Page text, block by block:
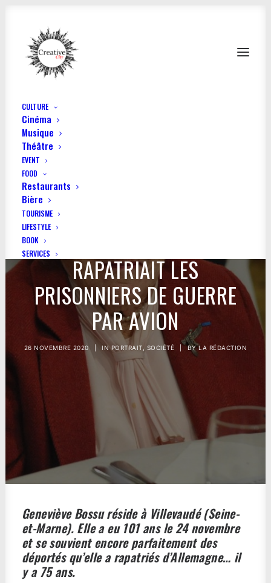
CULTURE
Cinéma
Musique
Théâtre
EVENT
FOOD
Restaurants
Bière
TOURISME
LIFESTYLE
BOOK
SERVICES
EN 1945, GENEVIÈVE BOSSU
RAPATRIAIT LES
PRISONNIERS DE GUERRE
PAR AVION
26 NOVEMBRE 2020 INPORTRAIT SOCIÉTÉ BYLA RÉDACTION
Geneviève Bossu réside à Villevaudé (Seine-
et-Marne). Elle a eu 101 ans le 24 novembre
et se souvient encore parfaitement des
déportés qu’elle a rapatriés d’Allemagne… il
y a 75 ans.